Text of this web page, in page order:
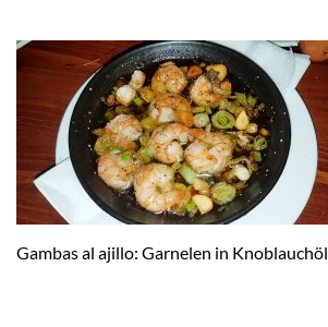
Gambas al ajillo: Garnelen in Knoblauchöl